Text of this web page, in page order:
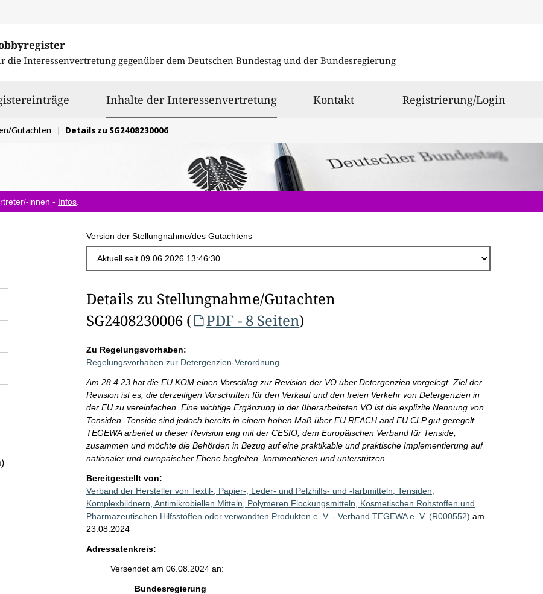
die Interessenvertretung gegenüber dem Deutschen Bundestag und der Bundesregierung
Inhalte der Interessenvertretungausgewählt
Kontakt Registrierung/Login
Gutachten Details zu SG2408230006
innen - Infos
Version der Stellungnahme/des Gutachtens
)
Details zu Stellungnahme/Gutachten
SG2408230006 (
PDF - 8 Seiten)
Zu Regelungsvorhaben:
Regelungsvorhaben zur Detergenzien-Verordnung
Am 28.4.23 hat die EU KOM einen Vorschlag zur Revision der VO über Detergenzien vorgelegt. Ziel der
Revision ist es, die derzeitigen Vorschriften für den Verkauf und den freien Verkehr von Detergenzien in
der EU zu vereinfachen. Eine wichtige Ergänzung in der überarbeiteten VO ist die explizite Nennung von
Tensiden. Tenside sind jedoch bereits in einem hohen Maß über EU REACH and EU CLP gut geregelt.
TEGEWA arbeitet in dieser Revision eng mit der CESIO, dem Europäischen Verband für Tenside,
zusammen und möchte die Behörden in Bezug auf eine praktikable und praktische Implementierung auf
nationaler und europäischer Ebene begleiten, kommentieren und unterstützen.
Bereitgestellt von:
Verband der Hersteller von Textil-, Papier-, Leder- und Pelzhilfs- und -farbmitteln, Tensiden,
Komplexbildnern, Antimikrobiellen Mitteln, Polymeren Flockungsmitteln, Kosmetischen Rohstoffen und
Pharmazeutischen Hilfsstoffen oder verwandten Produkten e. V. - Verband TEGEWA e. V. (R000552) am
23.08.2024
Adressatenkreis:
Versendet am 06.08.2024 an:
Bundesregierung